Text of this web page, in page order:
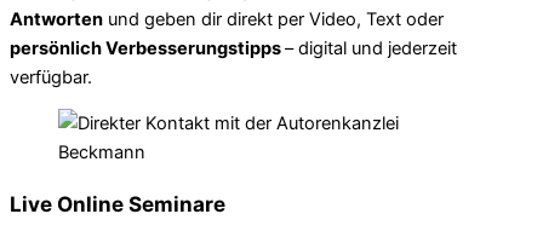
Antworten und geben dir direkt per Video, Text oder
persönlich Verbesserungstipps– digital und jederzeit
verfügbar.
Live Online Seminare